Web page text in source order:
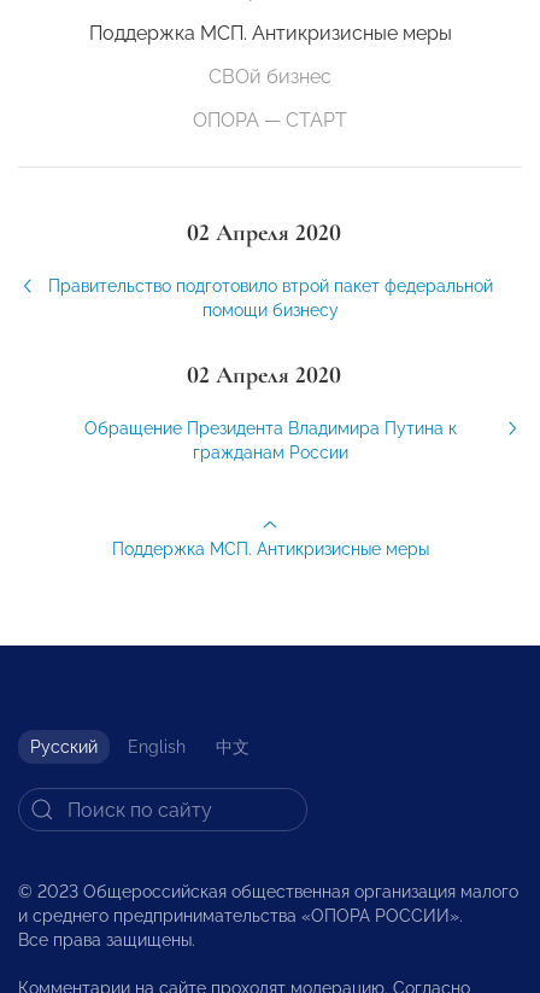
Поддержка МСП. Антикризисные меры
СВОй бизнес
ОПОРА — СТАРТ
02 Апреля 2020
Правительство подготовило втрой пакет федеральной
помощи бизнесу
02 Апреля 2020
Обращение Президента Владимира Путина к
гражданам России
Поддержка МСП. Антикризисные меры
Русский English 中文
© 2023 Общероссийская общественная организация малого
и среднего предпринимательства «ОПОРА РОССИИ».
Все права защищены.
Комментарии на сайте проходят модерацию. Согласно